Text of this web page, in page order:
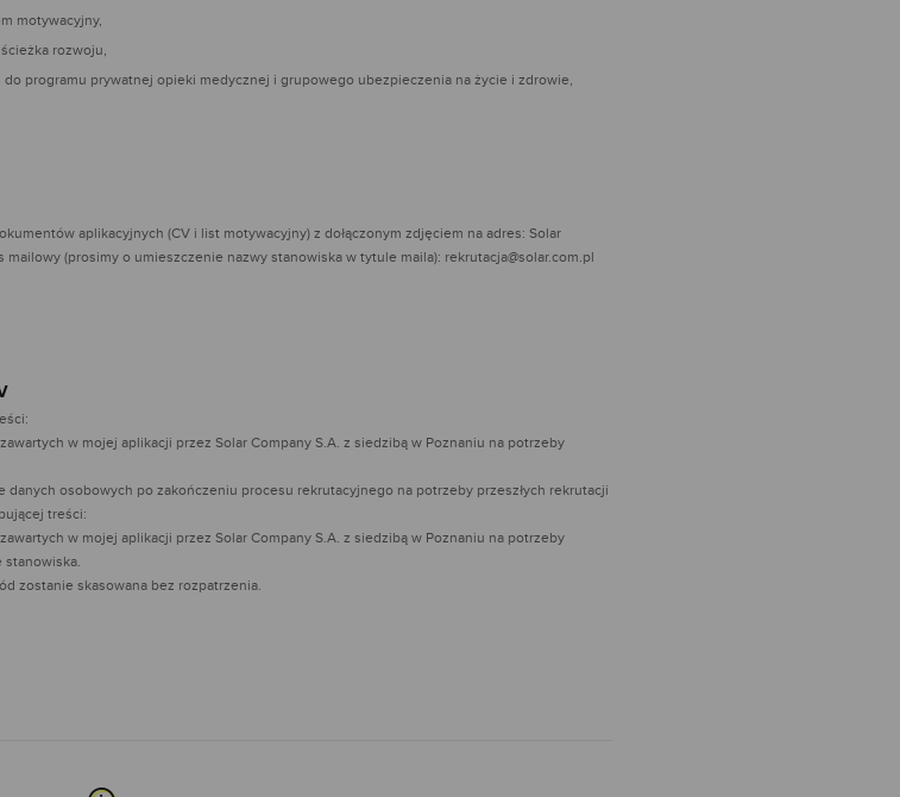
motywacyjny,
rozwoju,
programu prywatnej opieki medycznej i grupowego ubezpieczenia na życie i zdrowie,
aplikacyjnych (CV i list motywacyjny) z dołączonym zdjęciem na adres: Solar
mailowy (prosimy o umieszczenie nazwy stanowiska w tytule maila): rekrutacja@solar.com.pl
w mojej aplikacji przez Solar Company S.A. z siedzibą w Poznaniu na potrzeby
danych osobowych po zakończeniu procesu rekrutacyjnego na potrzeby przeszłych rekrutacji
treści:
w mojej aplikacji przez Solar Company S.A. z siedzibą w Poznaniu na potrzeby
stanowiska.
zostanie skasowana bez rozpatrzenia.